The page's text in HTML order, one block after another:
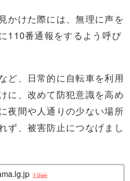
かけた際には、無理に声を
110番通報をするよう呼び
ど、日常的に自転車を利用
に、改めて防犯意識を高め
夜間や人通りの少ない場所
ず、被害防止につなげまし
1 User